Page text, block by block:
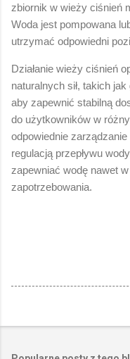
zbiornik w wieży ciśnień
Woda jest pompowana
utrzymać odpowiedni
Działanie wieży ciśnień
naturalnych sił, takich
aby zapewnić stabilną
do użytkowników w
odpowiednie
regulacją przepływu
zapewniać wodę nawet
zapotrzebowania.